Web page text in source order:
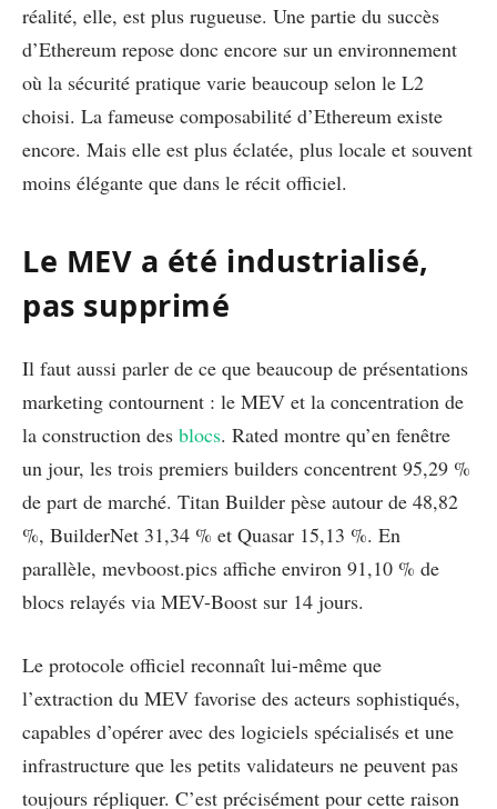
réalité, elle, est plus rugueuse. Une partie du succès
d’Ethereum repose donc encore sur un environnement
où la sécurité pratique varie beaucoup selon le L2
choisi. La fameuse composabilité d’Ethereum existe
encore. Mais elle est plus éclatée, plus locale et souvent
moins élégante que dans le récit officiel.
Le MEV a été industrialisé,
pas supprimé
Il faut aussi parler de ce que beaucoup de présentations
marketing contournent : le MEV et la concentration de
la construction des blocs. Rated montre qu’en fenêtre
un jour, les trois premiers builders concentrent 95,29 %
de part de marché. Titan Builder pèse autour de 48,82
%, BuilderNet 31,34 % et Quasar 15,13 %. En
parallèle, mevboost.pics affiche environ 91,10 % de
blocs relayés via MEV-Boost sur 14 jours.
Le protocole officiel reconnaît lui-même que
l’extraction du MEV favorise des acteurs sophistiqués,
capables d’opérer avec des logiciels spécialisés et une
infrastructure que les petits validateurs ne peuvent pas
toujours répliquer. C’est précisément pour cette raison